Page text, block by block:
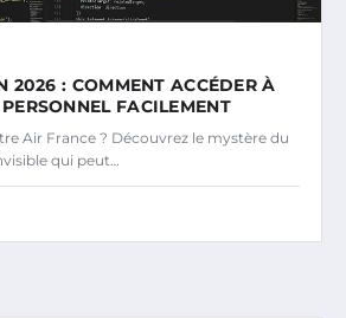
2026 : COMMENT ACCÉDER À
FACILEMENT
Air France ? Découvrez le mystère du
qui peut…